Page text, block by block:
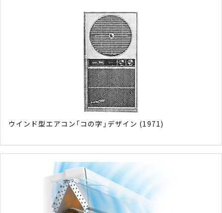
ウインド型エアコン「コの字」デザイン (1971)